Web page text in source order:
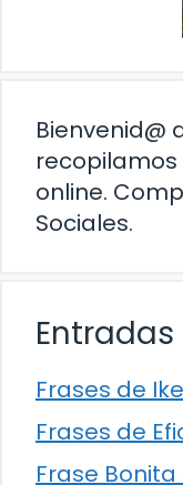
Bienvenid@
online.
Sociales.
Frases de
Frases de
Frase